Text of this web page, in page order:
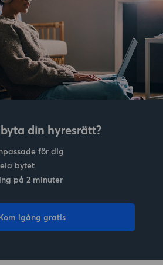
din hyresrätt?
för dig
bytet
på 2 minuter
igång gratis